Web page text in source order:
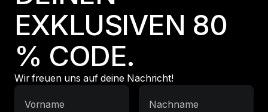
EXKLUSIVEN 80
% CODE.
Wir freuen uns auf deine Nachricht!